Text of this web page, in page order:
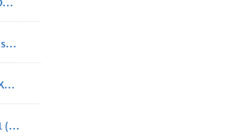
HaeElaintenpitajanKytketytTilapaisMerkit.v1 (UNKNOWN)
TalletaPoikimisTapahtuma.v1 (UNKNOWN)
HaeElaimenHaltijanTapahtumat.v1 (UNKNOWN)